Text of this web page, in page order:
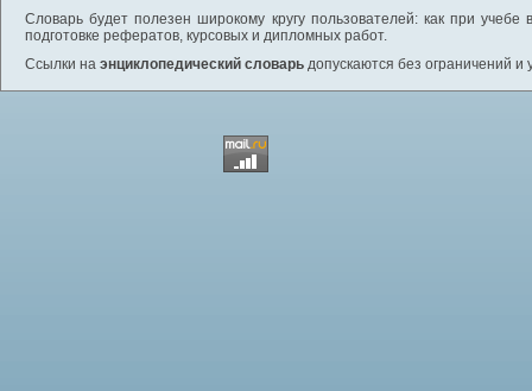
Словарь будет полезен широкому кругу пользователей: как при
подготовке рефератов, курсовых и дипломных работ.
Ссылки на энциклопедический словарь допускаются без ограничений и